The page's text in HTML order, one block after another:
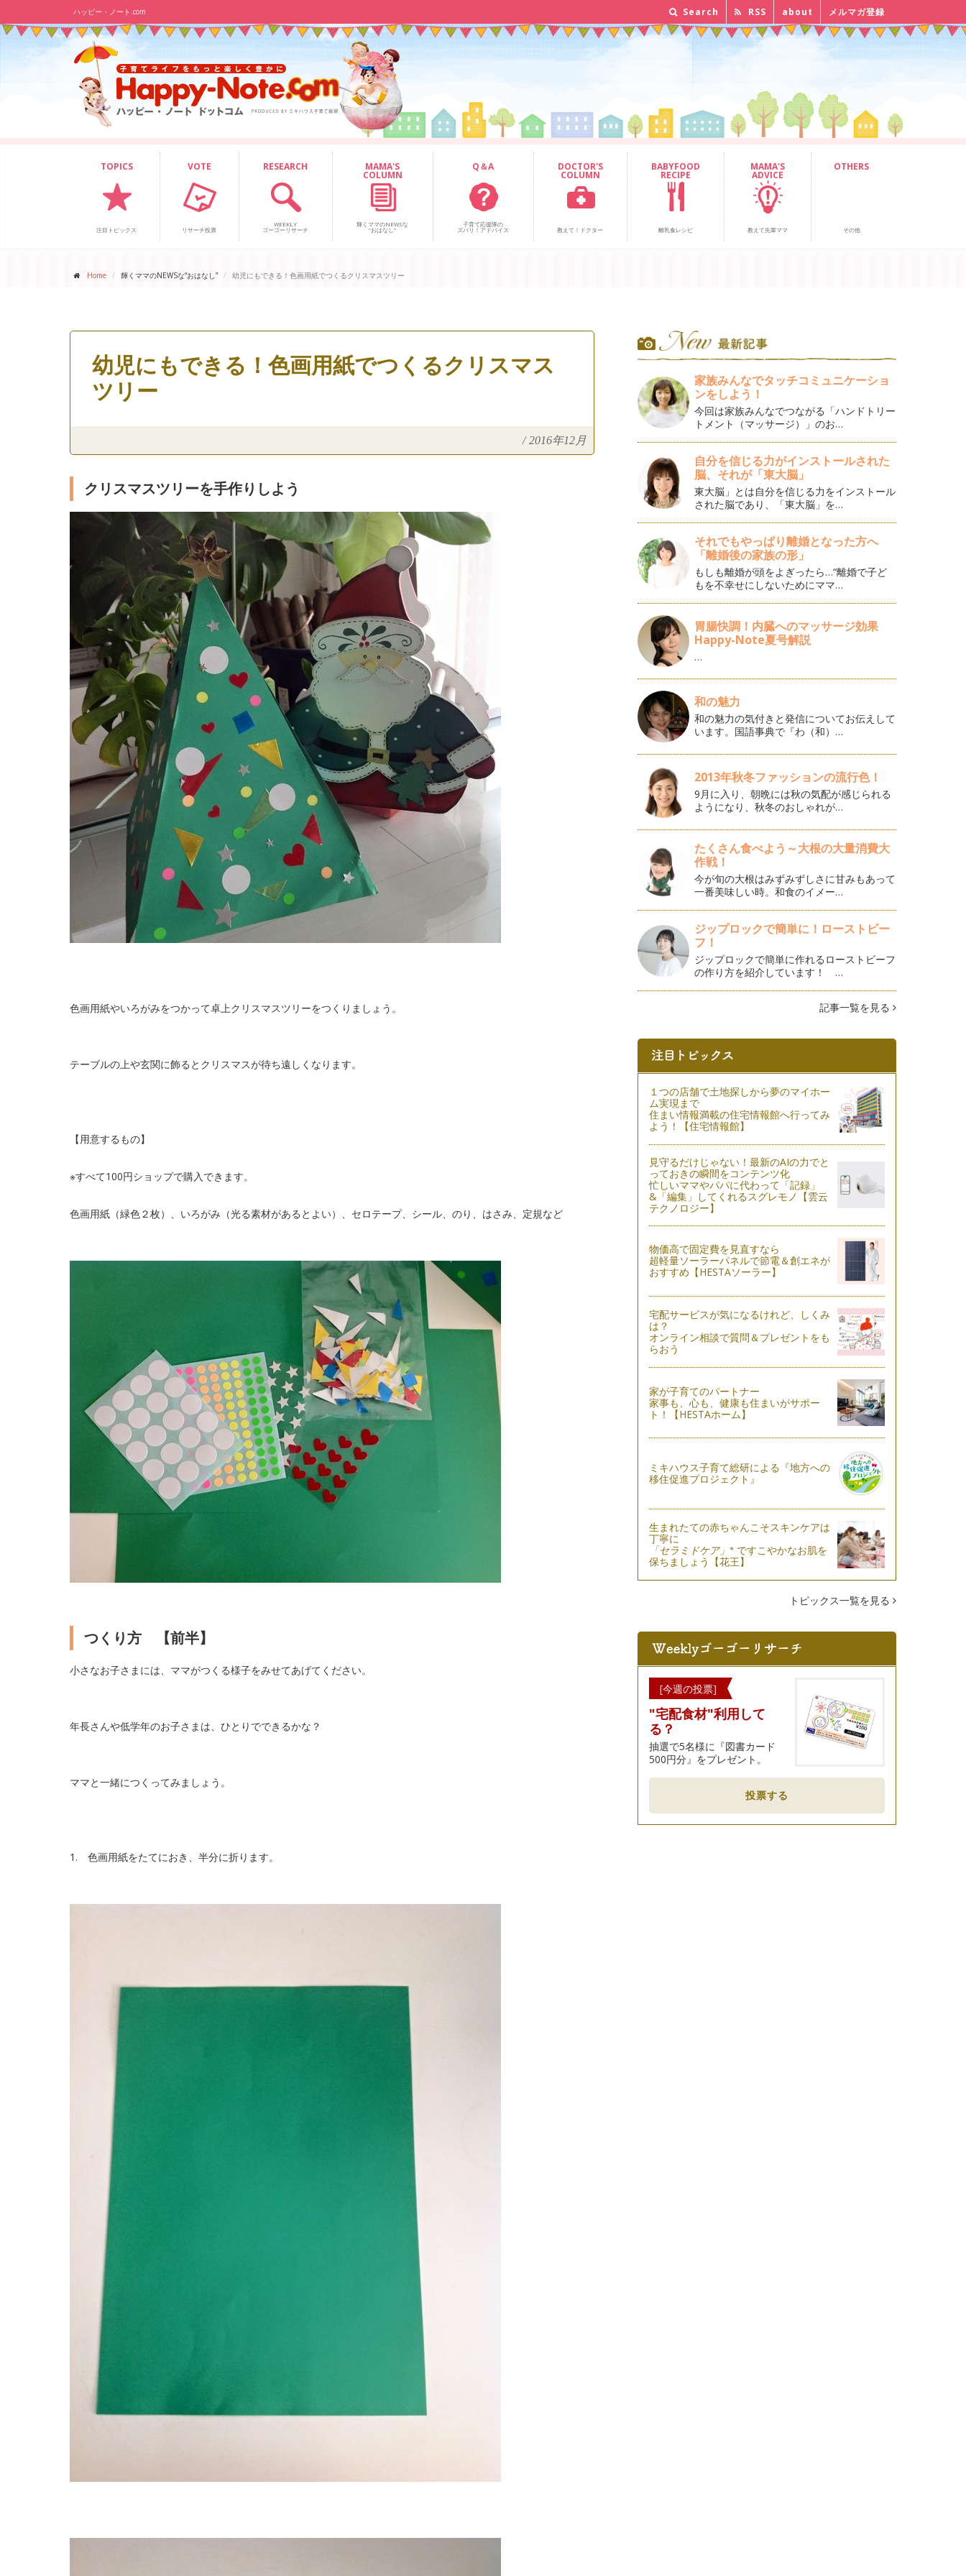
ハッピー・ノート.com Search RSS about メルマガ登録
TOPICS
注目トピックス
VOTE
リサーチ投票
RESEARCH
WEEKLY
ゴーゴーリサーチ
MAMA'S
COLUMN
輝くママのNEWSな
“おはなし”
Q＆A
子育て応援隊の
ズバリ！アドバイス
DOCTOR'S
COLUMN
教えて！ドクター
BABYFOOD
RECIPE
離乳食レシピ
MAMA'S
ADVICE
教えて先輩ママ
OTHERS
その他
Home 輝くママのNEWSな“おはなし” 幼児にもできる！色画用紙でつくるクリスマスツリー
幼児にもできる！色画用紙でつくるクリスマス
ツリー
/ 2016年12月
クリスマスツリーを手作りしよう
色画用紙やいろがみをつかって卓上クリスマスツリーをつくりましょう。
テーブルの上や玄関に飾るとクリスマスが待ち遠しくなります。
【用意するもの】
※すべて100円ショップで購入できます。
色画用紙（緑色２枚）、いろがみ（光る素材があるとよい）、セロテープ、シール、のり、はさみ、定規など
つくり方 【前半】
小さなお子さまには、ママがつくる様子をみせてあげてください。
年長さんや低学年のお子さまは、ひとりでできるかな？
ママと一緒につくってみましょう。
1. 色画用紙をたてにおき、半分に折ります。
家族みんなでタッチコミュニケーショ
ンをしよう！
今回は家族みんなでつながる「ハンドトリー
トメント（マッサージ）」のお…
自分を信じる力がインストールされた
脳、それが「東大脳」
東大脳」とは自分を信じる力をインストール
された脳であり、「東大脳」を…
それでもやっぱり離婚となった方へ
「離婚後の家族の形」
もしも離婚が頭をよぎったら…“離婚で子ど
もを不幸せにしないためにママ…
胃腸快調！内臓へのマッサージ効果
Happy-Note夏号解説
…
和の魅力
和の魅力の気付きと発信についてお伝えして
います。国語事典で『わ（和）…
2013年秋冬ファッションの流行色！
9月に入り、朝晩には秋の気配が感じられる
ようになり、秋冬のおしゃれが…
たくさん食べよう～大根の大量消費大
作戦！
今が旬の大根はみずみずしさに甘みもあって
一番美味しい時。和食のイメー…
ジップロックで簡単に！ローストビー
フ！
ジップロックで簡単に作れるローストビーフ
の作り方を紹介しています！ …
記事一覧を見る
１つの店舗で土地探しから夢のマイホー
ム実現まで
住まい情報満載の住宅情報館へ行ってみ
よう！【住宅情報館】
見守るだけじゃない！最新のAIの力でと
っておきの瞬間をコンテンツ化
忙しいママやパパに代わって「記録」
&「編集」してくれるスグレモノ【雲云
テクノロジー】
物価高で固定費を見直すなら
超軽量ソーラーパネルで節電＆創エネが
おすすめ【HESTAソーラー】
宅配サービスが気になるけれど、しくみ
は？
オンライン相談で質問＆プレゼントをも
らおう
家が子育てのパートナー
家事も、心も、健康も住まいがサポー
ト！【HESTAホーム】
ミキハウス子育て総研による『地方への
移住促進プロジェクト』
生まれたての赤ちゃんこそスキンケアは
丁寧に
「セラミドケア」 ※ですこやかなお肌を
保ちましょう【花王】
トピックス一覧を見る
[今週の投票]
"宅配食材"利用して
る？
抽選で5名様に『図書カード
500円分』をプレゼント。
投票する